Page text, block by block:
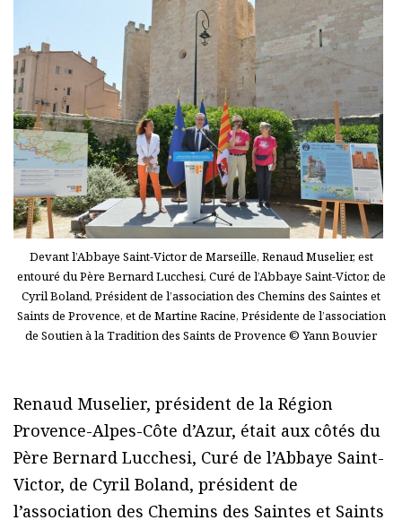
Devant l’Abbaye Saint-Victor de Marseille, Renaud Muselier, est
entouré du Père Bernard Lucchesi, Curé de l’Abbaye Saint-Victor, de
Cyril Boland, Président de l’association des Chemins des Saintes et
Saints de Provence, et de Martine Racine, Présidente de l’association
de Soutien à la Tradition des Saints de Provence © Yann Bouvier
Renaud Muselier, président de la Région
Provence-Alpes-Côte d’Azur, était aux côtés du
Père Bernard Lucchesi, Curé de l’Abbaye Saint-
Victor, de Cyril Boland, président de
l’association des Chemins des Saintes et Saints